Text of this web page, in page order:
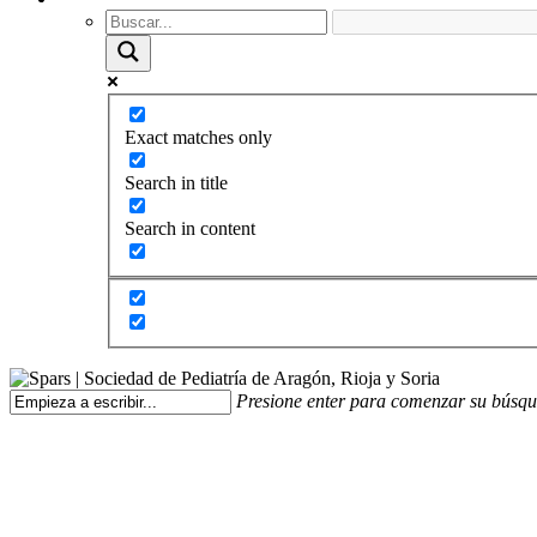
Exact matches only
Search in title
Search in content
Presione enter para comenzar su